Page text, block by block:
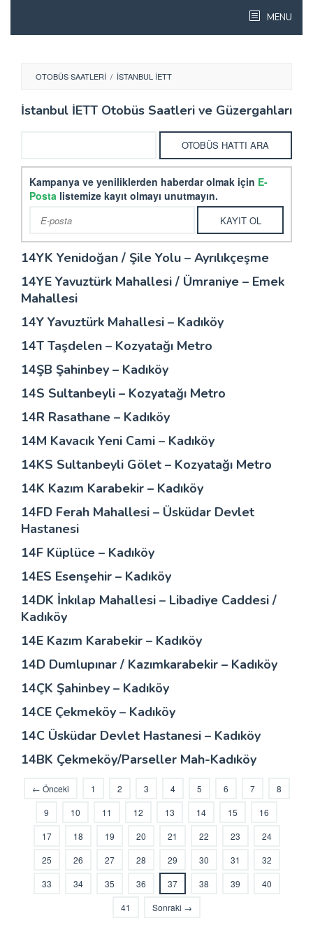
content
MENU
OTOBÜS SAATLERI / İSTANBUL İETT
İstanbul İETT Otobüs Saatleri ve Güzergahları
Kampanya ve yeniliklerden haberdar olmak için E-
Posta listemize kayıt olmayı unutmayın.
14YK Yenidoğan / Şile Yolu – Ayrılıkçeşme
14YE Yavuztürk Mahallesi / Ümraniye – Emek
Mahallesi
14Y Yavuztürk Mahallesi – Kadıköy
14T Taşdelen – Kozyatağı Metro
14ŞB Şahinbey – Kadıköy
14S Sultanbeyli – Kozyatağı Metro
14R Rasathane – Kadıköy
14M Kavacık Yeni Cami – Kadıköy
14KS Sultanbeyli Gölet – Kozyatağı Metro
14K Kazım Karabekir – Kadıköy
14FD Ferah Mahallesi – Üsküdar Devlet
Hastanesi
14F Küplüce – Kadıköy
14ES Esenşehir – Kadıköy
14DK İnkılap Mahallesi – Libadiye Caddesi /
Kadıköy
14E Kazım Karabekir – Kadıköy
14D Dumlupınar / Kazımkarabekir – Kadıköy
14ÇK Şahinbey – Kadıköy
14CE Çekmeköy – Kadıköy
14C Üsküdar Devlet Hastanesi – Kadıköy
14BK Çekmeköy/Parseller Mah-Kadıköy
← Önceki 1 2 3 4 5 6 7
8
9
10 11 12 13 14 15
16
17
18 19 20 21 22 23
24
25
26 27 28 29 30 31
32
33
34 35 36 37 38 39
40
41
Sonraki →